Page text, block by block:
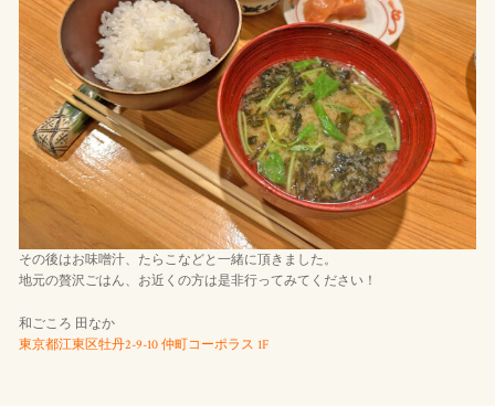
その後はお味噌汁、たらこなどと一緒に頂きました。
地元の贅沢ごはん、お近くの方は是非行ってみてください！
和ごころ 田なか
東京都江東区牡丹2-9-10 仲町コーポラス 1F